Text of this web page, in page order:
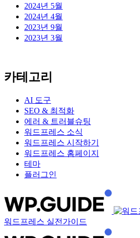
2024년 5월
2024년 4월
2023년 9월
2023년 3월
카테고리
AI 도구
SEO & 최적화
에러 & 트러블슈팅
워드프레스 소식
워드프레스 시작하기
워드프레스 홈페이지
테마
플러그인
워드프레스 실전가이드